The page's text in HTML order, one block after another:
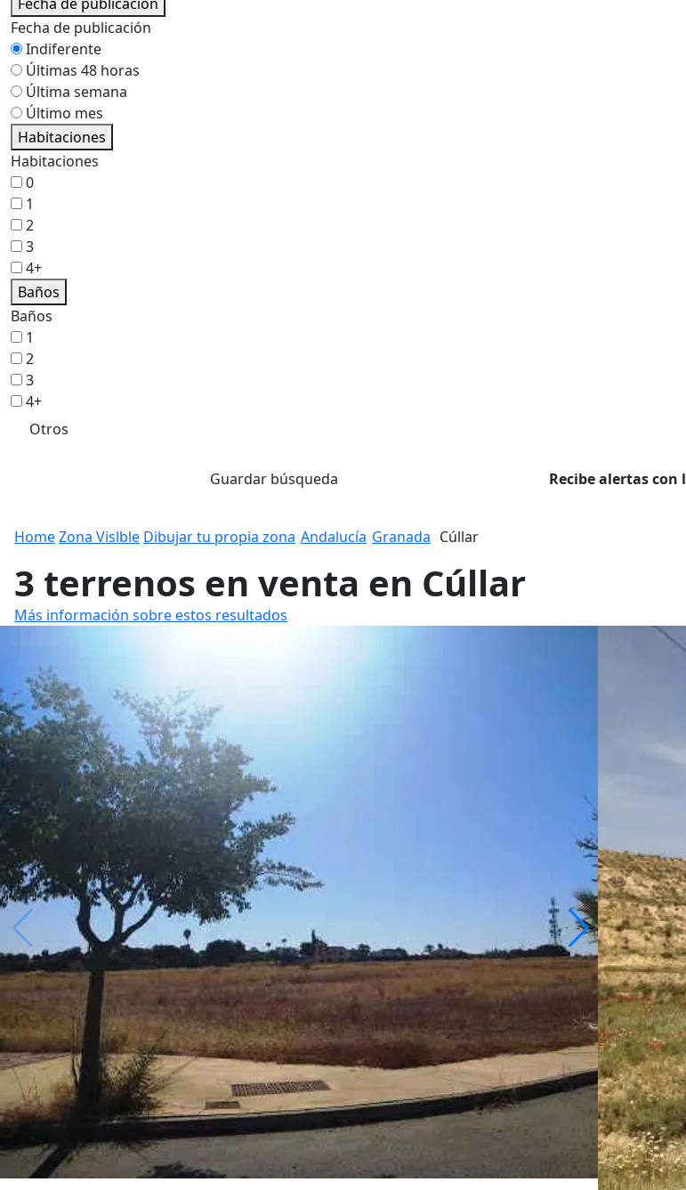
Fecha de publicación
Indiferente
Últimas 48 horas
Última semana
Último mes
Habitaciones
Habitaciones
0
1
2
3
4+
Baños
Baños
1
2
3
4+
Otros
Guardar búsqueda Recibe alertas con
HomeZona Vislble Dibujar tu propia zona Andalucía Granada Cúllar
3 terrenos en venta en Cúllar
Más información sobre estos resultados